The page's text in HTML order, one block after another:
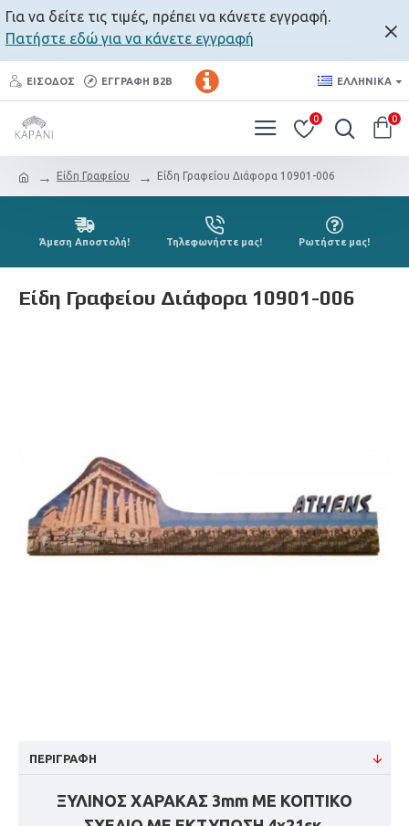
Για να δείτε τις τιμές, πρέπει να κάνετε εγγραφή.
Πατήστε εδώ για να κάνετε εγγραφή
ΕΊΣΟΔΟΣ ΕΓΓΡΑΦΉ B2B ΕΛΛΗΝΙΚΆ
0 0
Είδη Γραφείου Είδη Γραφείου Διάφορα 10901-006
Άμεση Αποστολή! Τηλεφωνήστε μας! Ρωτήστε μας!
Είδη Γραφείου Διάφορα 10901-006
ΠΕΡΙΓΡΑΦΉ
ΞΥΛΙΝΟΣ ΧΑΡΑΚΑΣ 3mm ΜΕ ΚΟΠΤΙΚΟ